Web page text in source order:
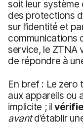
soit leur système
des protections
sur l’identité et
communications
service, le ZTNA
de répondre à
En bref : Le zero
aux appareils ou
implicite ; il
avantd’établir